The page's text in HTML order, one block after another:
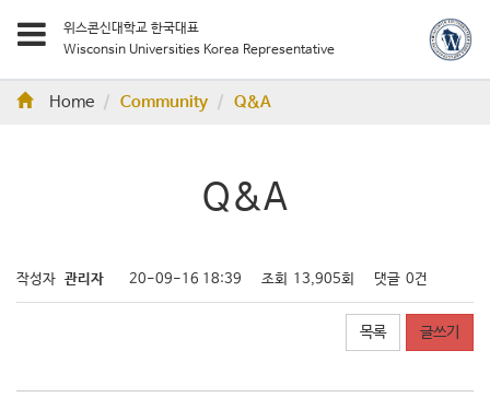
위스콘신대학교 한국대표
Wisconsin Universities Korea Representative
Home Community Q&A
Q&A
작성자 관리자 20-09-16 18:39 조회 13,905회 댓글 0건
목록 글쓰기